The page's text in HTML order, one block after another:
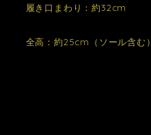
履き口まわり：約32cm
全高：約25cm（ソール含む）